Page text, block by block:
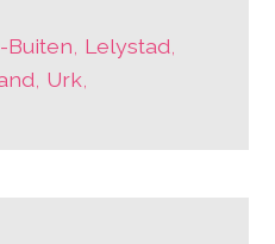
Buiten Lelystad
Urk